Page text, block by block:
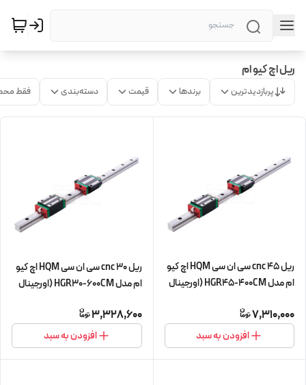
ریل اچ کیو ام
پربازدیدترین برندها قیمت دسته‌بندی فقط
ریل 45 cnc سی ان سی HQM اچ کیو
ام مدل HGR45-400CM (اورجینال
7,310,000
افزودن به سبد
ریل 30 cnc سی ان سی HQM اچ کیو
ام مدل HGR30-600CM (اورجینال
3,328,600
افزودن به سبد